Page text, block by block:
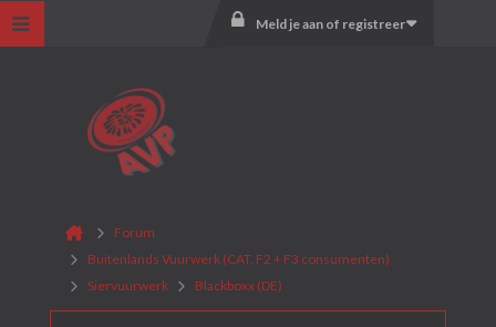
Meld je aan of registreer
Forum
Buitenlands Vuurwerk (CAT. F2 + F3 consumenten)
Siervuurwerk
Blackboxx (DE)